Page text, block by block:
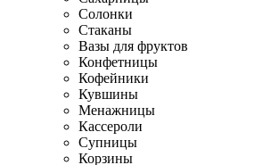
Солонки
Стаканы
Вазы для фруктов
Конфетницы
Кофейники
Кувшины
Менажницы
Кассероли
Супницы
Корзины